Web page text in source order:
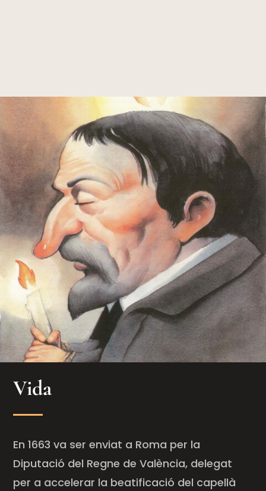
Vida
En 1663 va ser enviat a Roma per la
Diputació del Regne de València, delegat
per a accelerar la beatificació del capellà